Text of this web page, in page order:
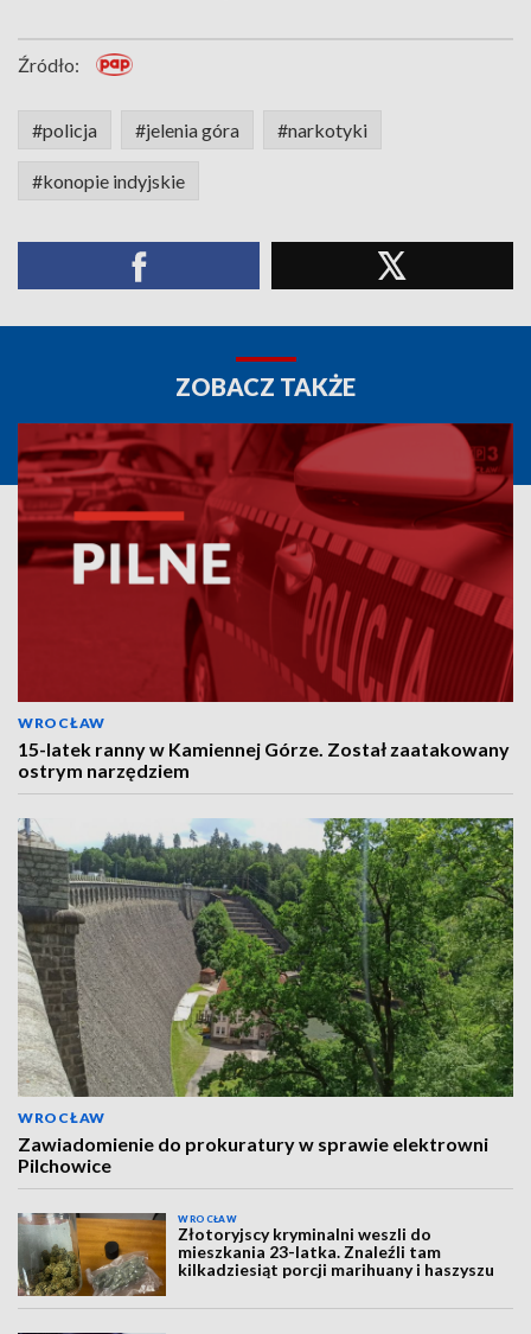
Źródło:
#policja #jelenia góra #narkotyki
#konopie indyjskie
ZOBACZ TAKŻE
WROCŁAW
15-latek ranny w Kamiennej Górze. Został zaatakowany
ostrym narzędziem
WROCŁAW
Zawiadomienie do prokuratury w sprawie elektrowni
Pilchowice
WROCŁAW
Złotoryjscy kryminalni weszli do
mieszkania 23-latka. Znaleźli tam
kilkadziesiąt porcji marihuany i haszyszu